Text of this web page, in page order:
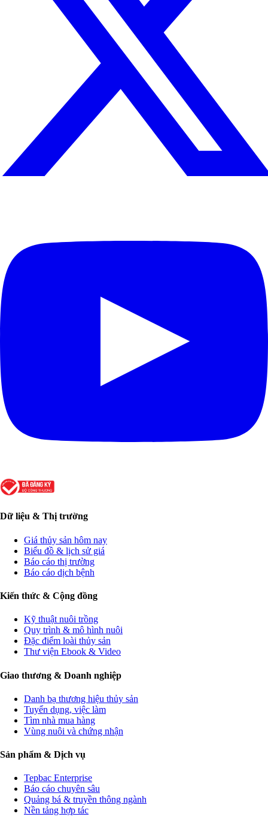
Dữ liệu & Thị trường
Giá thủy sản hôm nay
Biểu đồ & lịch sử giá
Báo cáo thị trường
Báo cáo dịch bệnh
Kiến thức & Cộng đồng
Kỹ thuật nuôi trồng
Quy trình & mô hình nuôi
Đặc điểm loài thủy sản
Thư viện Ebook & Video
Giao thương & Doanh nghiệp
Danh bạ thương hiệu thủy sản
Tuyển dụng, việc làm
Tìm nhà mua hàng
Vùng nuôi và chứng nhận
Sản phẩm & Dịch vụ
Tepbac Enterprise
Báo cáo chuyên sâu
Quảng bá & truyền thông ngành
Nền tảng hợp tác